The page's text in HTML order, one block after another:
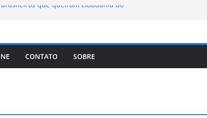
que queiram cidadania do
assinam protocolo sobre a
CONTATO SOBRE